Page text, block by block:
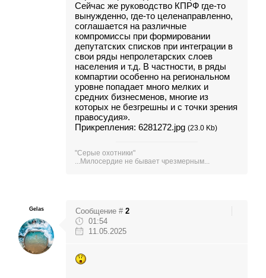
Сейчас же руководство КПРФ где-то
вынужденно, где-то целенаправленно,
соглашается на различные
компромиссы при формировании
депутатских списков при интеграции в
свои ряды непролетарских слоев
населения и т.д. В частности, в ряды
компартии особенно на региональном
уровне попадает много мелких и
средних бизнесменов, многие из
которых не безгрешны и с точки зрения
правосудия».
Прикрепления: 6281272.jpg (23.0 Kb)
"Серые охотники"
...Милосердие не бывает чрезмерным...
Gelas Сообщение # 2
01:54
11.05.2025